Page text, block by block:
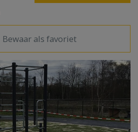
Bewaar als favoriet